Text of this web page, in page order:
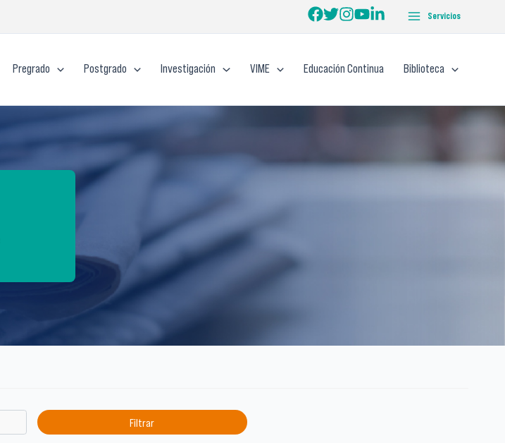
Servicios
Pregrado Postgrado Investigación VIME Educación Continua Biblioteca